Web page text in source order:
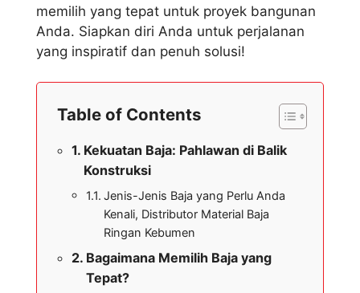
memilih yang tepat untuk proyek bangunan
Anda. Siapkan diri Anda untuk perjalanan
yang inspiratif dan penuh solusi!
Table of Contents
Kekuatan Baja: Pahlawan di Balik
Konstruksi
Jenis-Jenis Baja yang Perlu Anda
Kenali, Distributor Material Baja
Ringan Kebumen
Bagaimana Memilih Baja yang
Tepat?